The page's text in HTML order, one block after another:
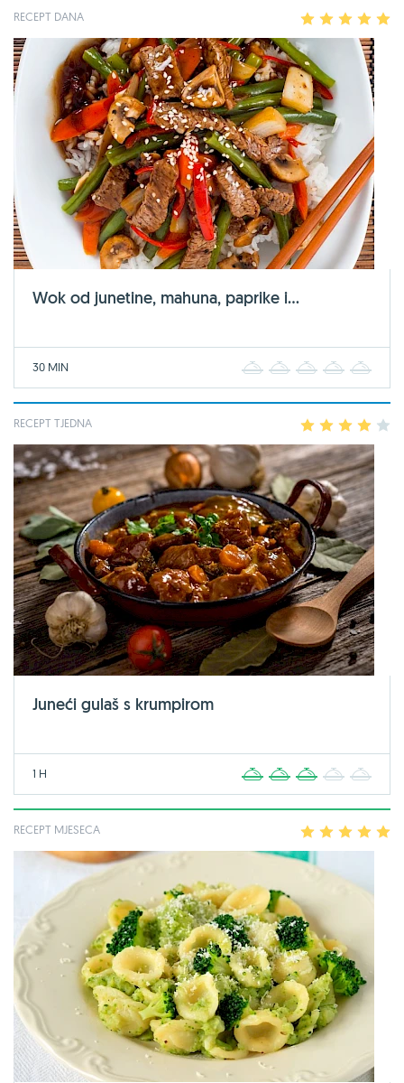
RECEPT DANA 2 3 4
Wok od junetine, mahuna, paprike i...
30 MIN 2 3 4
RECEPT TJEDNA 2 3 4
Juneći gulaš s krumpirom
1 H 2 3 4
RECEPT MJESECA 2 3 4